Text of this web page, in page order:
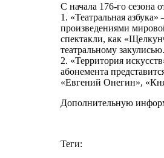
С начала 176-го сезона
1. «Театральная
произведениями
спектакли, как
театральному закулисью.
2. «Территория
абонемента
«Евгений Онегин»,
Дополнительную
Теги: